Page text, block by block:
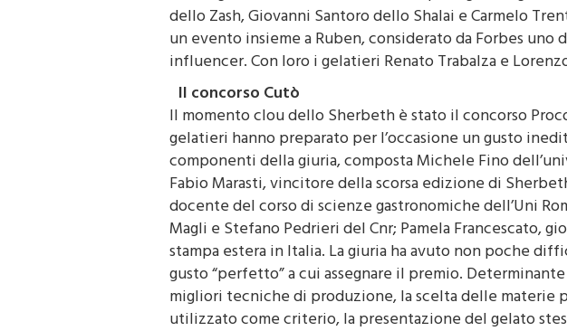
dello Zash, Giovanni Santoro dello Shalai e Carmelo
un evento insieme a Ruben, considerato da Forbes
influencer. Con loro i gelatieri Renato Trabalza e
Il concorso Cutò
Il momento clou dello Sherbeth è stato il concorso
gelatieri hanno preparato per l’occasione un gusto
componenti della giuria, composta Michele Fino
Fabio Marasti, vincitore della scorsa edizione di
docente del corso di scienze gastronomiche dell’Uni
Magli e Stefano Pedrieri del Cnr; Pamela Francescato,
stampa estera in Italia. La giuria ha avuto non poche
gusto “perfetto” a cui assegnare il premio.
migliori tecniche di produzione, la scelta delle materie